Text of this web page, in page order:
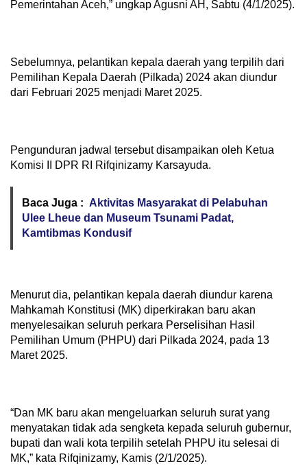
Pemerintahan Aceh,” ungkap Agusni AH, Sabtu (4/1/2025).
Sebelumnya, pelantikan kepala daerah yang terpilih dari
Pemilihan Kepala Daerah (Pilkada) 2024 akan diundur
dari Februari 2025 menjadi Maret 2025.
Pengunduran jadwal tersebut disampaikan oleh Ketua
Komisi II DPR RI Rifqinizamy Karsayuda.
Baca Juga : Aktivitas Masyarakat di Pelabuhan
Ulee Lheue dan Museum Tsunami Padat,
Kamtibmas Kondusif
Menurut dia, pelantikan kepala daerah diundur karena
Mahkamah Konstitusi (MK) diperkirakan baru akan
menyelesaikan seluruh perkara Perselisihan Hasil
Pemilihan Umum (PHPU) dari Pilkada 2024, pada 13
Maret 2025.
“Dan MK baru akan mengeluarkan seluruh surat yang
menyatakan tidak ada sengketa kepada seluruh gubernur,
bupati dan wali kota terpilih setelah PHPU itu selesai di
MK,” kata Rifqinizamy, Kamis (2/1/2025).